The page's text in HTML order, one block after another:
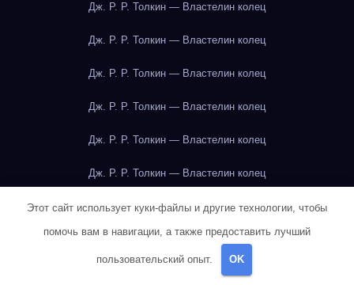
Дж. Р. Р. Толкин — Властелин колец
Дж. Р. Р. Толкин — Властелин колец
Дж. Р. Р. Толкин — Властелин колец
Дж. Р. Р. Толкин — Властелин колец
Дж. Р. Р. Толкин — Властелин колец
Дж. Р. Р. Толкин — Властелин колец
Дж. Р. Р. Толкин — Властелин колец
Дж. Р. Р. Толкин — Властелин колец
Джейн Остин — Гордость и предубеждение
Этот сайт использует куки-файлы и другие технологии, чтобы
помочь вам в навигации, а также предоставить лучший
пользовательский опыт. OK